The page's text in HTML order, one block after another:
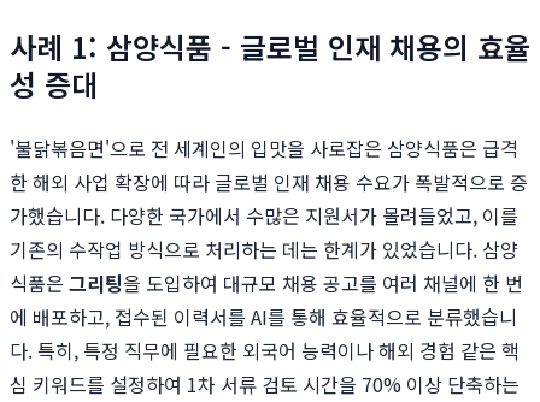
사례 1: 삼양식품 - 글로벌 인재 채용의 효율
성 증대
'불닭볶음면'으로 전 세계인의 입맛을 사로잡은 삼양식품은 급격
한 해외 사업 확장에 따라 글로벌 인재 채용 수요가 폭발적으로 증
가했습니다. 다양한 국가에서 수많은 지원서가 몰려들었고, 이를
기존의 수작업 방식으로 처리하는 데는 한계가 있었습니다. 삼양
식품은 그리팅을 도입하여 대규모 채용 공고를 여러 채널에 한 번
에 배포하고, 접수된 이력서를 AI를 통해 효율적으로 분류했습니
다. 특히, 특정 직무에 필요한 외국어 능력이나 해외 경험 같은 핵
심 키워드를 설정하여 1차 서류 검토 시간을 70% 이상 단축하는